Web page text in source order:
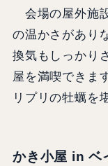
会場の屋外施
の温かさがあり
換気もしっかり
屋を満喫でき
リプリの牡蠣を
かき小屋 in ベ